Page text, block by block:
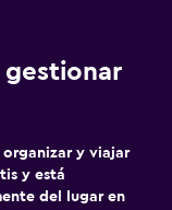
gestionar
organizar y viajar
y está
del lugar en